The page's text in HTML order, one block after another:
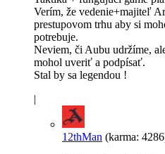
Verím, že vedenie+majiteľ
prestupovom trhu aby si
potrebuje.
Neviem, či Aubu udržíme,
mohol uveriť a podpísať.
Stal by sa legendou !
|
12thMan (karma: